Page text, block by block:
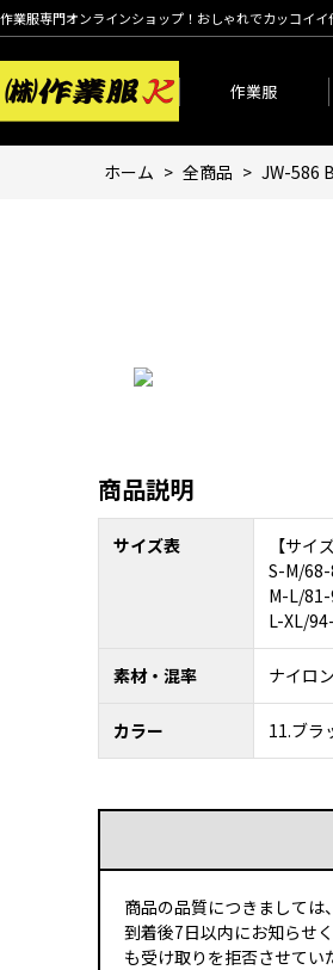
作業服専門オンラインショップ！おしゃれでカッコイ
作業服
ホーム > 全商品 > JW-586
商品説明
サイズ表
【サイ
S-M/
M-L/
L-XL/
素材・混率 ナイロ
カラー 11.ブラ
商品の品質につきまして
到着後7日以内にお知らせ
も受け取りを拒否させてい